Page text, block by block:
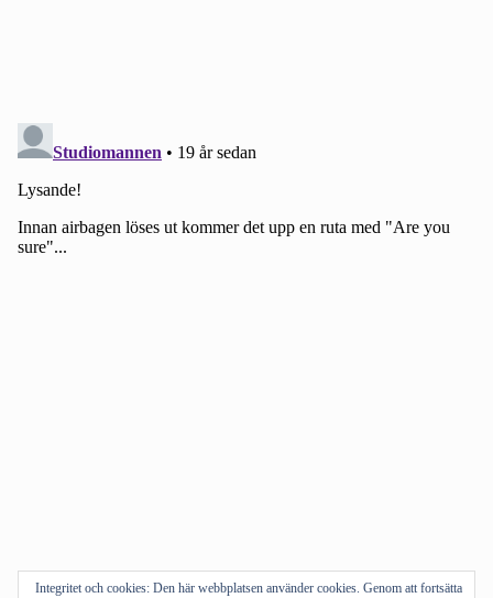
Integritet och cookies: Den här webbplatsen använder cookies. Genom att fortsätta